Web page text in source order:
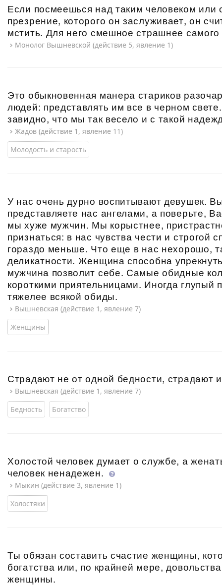
Если посмеешься над таким человеком или
презрение, которого он заслуживает, он
мстить. Для него смешное страшнее самого
Монолог Вышневской (действие 5, явление 1)
Это обыкновенная манера стариков
людей: представлять им все в черном
завидно, что мы так весело и с такой
Жадов (действие 1, явление 11)
Молодость и старость
У нас очень дурно воспитывают девушек.
представляете нас ангелами, а поверьте,
мы хуже мужчин. Мы корыстнее,
признаться: в нас чувства чести и строгой
гораздо меньше. Что еще в нас нехорошо,
деликатности. Женщина способна
мужчина позволит себе. Самые обидные
короткими приятельницами. Иногда
тяжелее всякой обиды.
Вышневская (действие 1, явление 7)
Женщины
Страдают не от одной бедности, страдают
Вышневская (действие 1, явление 7)
Бедность
Богатство
Холостой человек думает о службе, а
человек ненадежен.
Мыкин (действие 3, явление 1)
Холостяки
Ты обязан составить счастие женщины,
богатства или, по крайней мере,
женщины.